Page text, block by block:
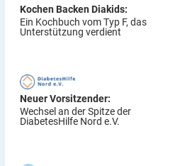
Kochen Backen Diakids:
Ein Kochbuch vom Typ F, das
Unterstützung verdient
Neuer Vorsitzender:
Wechsel an der Spitze der
DiabetesHilfe Nord e.V.